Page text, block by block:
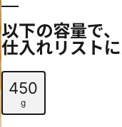
以下の容量で、
仕入れリスト
450
g